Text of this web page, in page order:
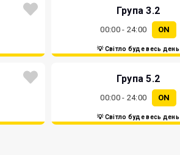
Група 3.2
00:00 - 24:00 ON
💡 Світло буде весь день
Група 5.2
00:00 - 24:00 ON
💡 Світло буде весь день